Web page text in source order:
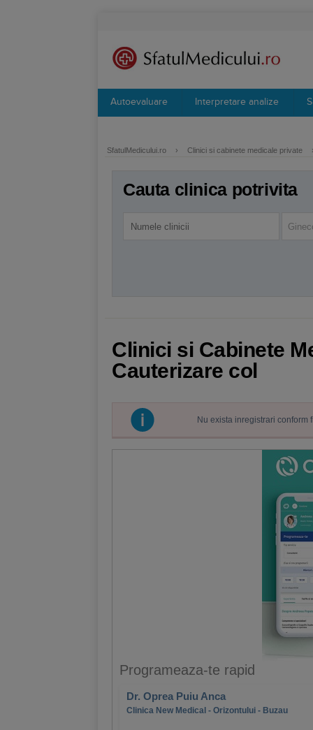
Autoevaluare Interpretare analize
SfatulMedicului.ro › Clinici si cabinete medicale private
Cauta clinica potrivita
Clinici si Cabinete
Cauterizare col
Nu exista inregistrari
Programeaza-te rapid
Dr. Oprea Puiu Anca
Clinica New Medical - Orizontului - Buzau